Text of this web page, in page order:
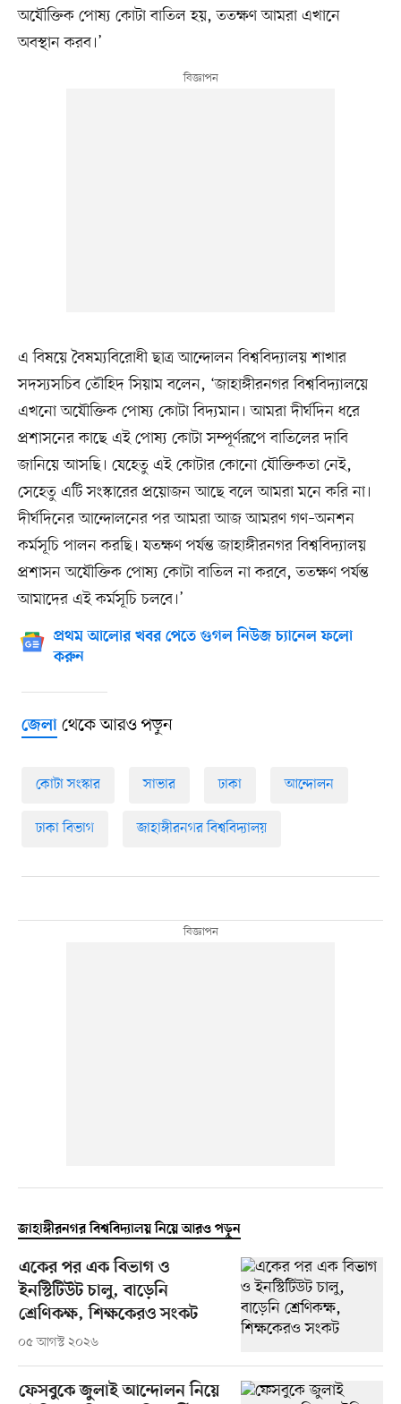
অযৌক্তিক পোষ্য কোটা বাতিল হয়, ততক্ষণ আমরা এখানে
অবস্থান করব।’
এ বিষয়ে বৈষম্যবিরোধী ছাত্র আন্দোলন বিশ্ববিদ্যালয় শাখার
সদস্যসচিব তৌহিদ সিয়াম বলেন, ‘জাহাঙ্গীরনগর বিশ্ববিদ্যালয়ে
এখনো অযৌক্তিক পোষ্য কোটা বিদ্যমান। আমরা দীর্ঘদিন ধরে
প্রশাসনের কাছে এই পোষ্য কোটা সম্পূর্ণরূপে বাতিলের দাবি
জানিয়ে আসছি। যেহেতু এই কোটার কোনো যৌক্তিকতা নেই,
সেহেতু এটি সংস্কারের প্রয়োজন আছে বলে আমরা মনে করি না।
দীর্ঘদিনের আন্দোলনের পর আমরা আজ আমরণ গণ–অনশন
কর্মসূচি পালন করছি। যতক্ষণ পর্যন্ত জাহাঙ্গীরনগর বিশ্ববিদ্যালয়
প্রশাসন অযৌক্তিক পোষ্য কোটা বাতিল না করবে, ততক্ষণ পর্যন্ত
আমাদের এই কর্মসূচি চলবে।’
প্রথম আলোর খবর পেতে গুগল নিউজ চ্যানেল ফলো
করুন
জেলাথেকে আরও পড়ুন
কোটা সংস্কার সাভার ঢাকা আন্দোলন
ঢাকা বিভাগ জাহাঙ্গীরনগর বিশ্ববিদ্যালয়
জাহাঙ্গীরনগর বিশ্ববিদ্যালয় নিয়ে আরও পড়ুন
একের পর এক বিভাগ ও
ইনস্টিটিউট চালু, বাড়েনি
শ্রেণিকক্ষ, শিক্ষকেরও সংকট
০৫ আগস্ট ২০২৬
ফেসবুকে জুলাই আন্দোলন নিয়ে